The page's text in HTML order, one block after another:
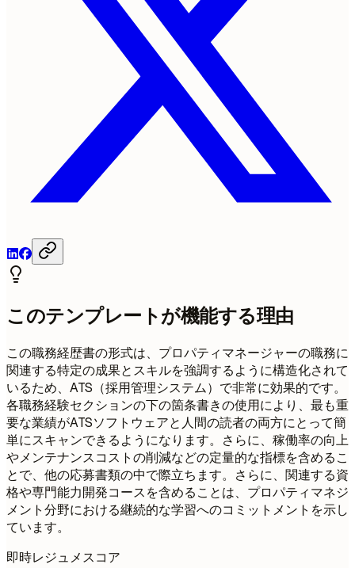
このテンプレートが機能する理由
この職務経歴書の形式は、プロパティマネージャーの職務に
関連する特定の成果とスキルを強調するように構造化されて
いるため、ATS（採用管理システム）で非常に効果的です。
各職務経験セクションの下の箇条書きの使用により、最も重
要な業績がATSソフトウェアと人間の読者の両方にとって簡
単にスキャンできるようになります。さらに、稼働率の向上
やメンテナンスコストの削減などの定量的な指標を含めるこ
とで、他の応募書類の中で際立ちます。さらに、関連する資
格や専門能力開発コースを含めることは、プロパティマネジ
メント分野における継続的な学習へのコミットメントを示し
ています。
即時レジュメスコア